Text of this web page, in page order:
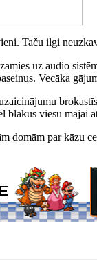
Taču ilgi
uz audio
Vecāka
blakus viesu mājai
domām par kāzu